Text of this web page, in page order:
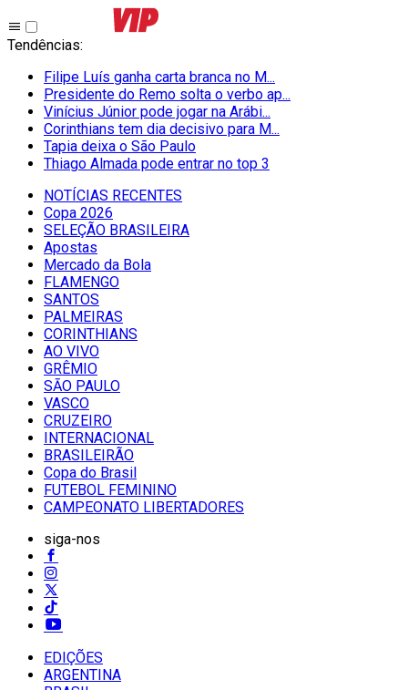
Tendências:
Filipe Luís ganha carta branca no M...
Presidente do Remo solta o verbo ap...
Vinícius Júnior pode jogar na Arábi...
Corinthians tem dia decisivo para M...
Tapia deixa o São Paulo
Thiago Almada pode entrar no top 3
NOTÍCIAS RECENTES
Copa 2026
SELEÇÃO BRASILEIRA
Apostas
Mercado da Bola
FLAMENGO
SANTOS
PALMEIRAS
CORINTHIANS
AO VIVO
GRÊMIO
SĀO PAULO
VASCO
CRUZEIRO
INTERNACIONAL
BRASILEIRÃO
Copa do Brasil
FUTEBOL FEMININO
CAMPEONATO LIBERTADORES
siga-nos
EDIÇÕES
ARGENTINA